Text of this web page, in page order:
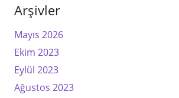
Arşivler
Mayıs 2026
Ekim 2023
Eylül 2023
Ağustos 2023